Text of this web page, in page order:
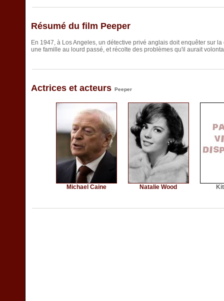
Résumé du film Peeper
En 1947, à Los Angeles, un détective privé anglais doit enquêter sur
une famille au lourd passé, et récolte des problèmes qu'il aurait
Actrices et acteurs Peeper
Michael Caine Natalie Wood